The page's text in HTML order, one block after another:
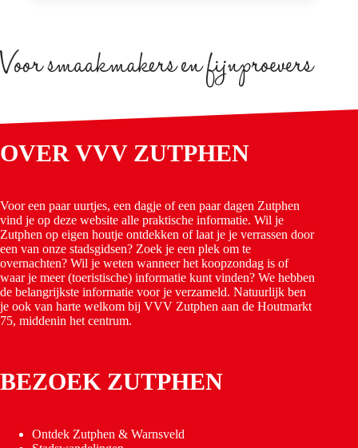
OVER VVV ZUTPHEN
Voor een paar uurtjes, een dagje of een paar dagen Zutphen
vind je op deze website alle praktische informatie. Wil je
Zutphen op eigen houtje ontdekken of laat je je verrassen door
een van onze stadsgidsen? Zoek je een plek om te
overnachten? Wil je weten wanneer het koopzondag is of
waar je meer (toeristische) informatie kunt vinden? We hebben
de belangrijkste informatie voor je verzameld. Natuurlijk ben
je ook van harte welkom bij VVV Zutphen aan de Houtmarkt
75, middenin het centrum.
BEZOEK ZUTPHEN
Ontdek Zutphen & Warnsveld